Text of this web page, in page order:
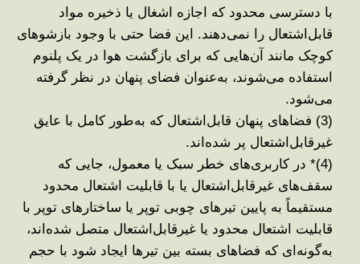
با دسترسی محدود که اجازه اشغال یا ذخیره مواد
قابل‌اشتعال را نمی‌دهند. این فضا حتی با وجود بازشوهای
کوچک مانند آن‌هایی که برای بازگشت هوا در یک پلنوم
استفاده می‌شوند، به‌عنوان فضای پنهان در نظر گرفته
می‌شود.
(3)
فضاهای پنهان قابل‌اشتعال که به‌طور کامل با عایق
غیرقابل‌اشتعال پر شده‌اند.
(4)*
در کاربری‌های خطر سبک یا معمول، جایی که
سقف‌های غیرقابل‌اشتعال یا با قابلیت اشتعال محدود
مستقیماً به پایین تیرهای چوبی توپر یا ساختارهای توپر با
قابلیت اشتعال محدود یا غیرقابل‌اشتعال متصل شده‌اند،
به‌گونه‌ای که فضاهای بسته بین تیرها ایجاد شود با حجم